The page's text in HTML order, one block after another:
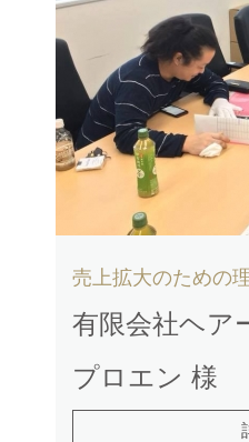
売上拡大のための
有限会社ヘア
プロエン 様